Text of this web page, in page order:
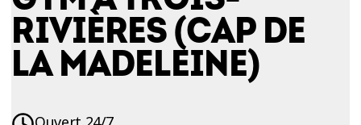
RIVIÈRES (CAP DE
LA MADELEINE)